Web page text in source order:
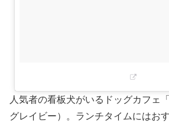
人気者の看板犬がいるドッグカフェ
グレイビー）。ランチタイムにはお